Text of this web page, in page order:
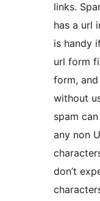
links.
has a url
is handy
url form
form,
without
spam
any non
don’t